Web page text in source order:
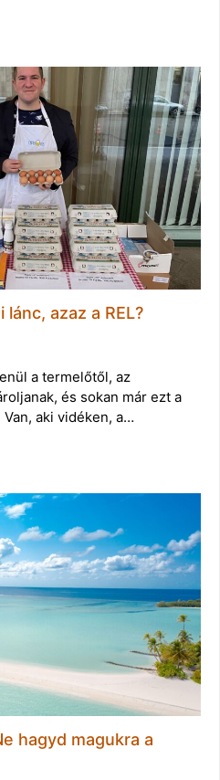
azaz a REL?
a termelőtől, az
és sokan már ezt a
aki vidéken, a…
hagyd magukra a